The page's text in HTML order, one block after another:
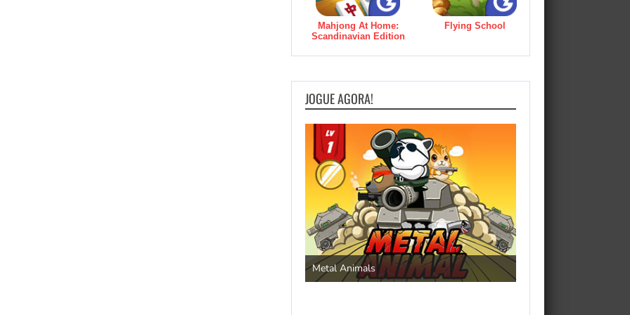
Mahjong At Home:
Scandinavian Edition
Flying School
JOGUE AGORA!
Metal Animals